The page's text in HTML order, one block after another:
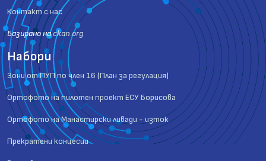
Контакт с нас
Базиранo наckan.org
Набори
Зони от ПУП по член 16 (План за регулация)
Ортофото на пилотен проект ЕСУ Борисова
Ортофото на Манастирски ливади - изток
Прекратени концесии